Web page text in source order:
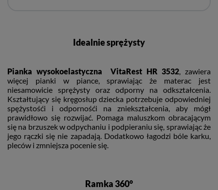
Idealnie sprężysty
Pianka wysokoelastyczna VitaRest HR 3532, zawiera
więcej pianki w piance, sprawiając że materac jest
niesamowicie sprężysty oraz odporny na odkształcenia.
Kształtujący się kręgosłup dziecka potrzebuje odpowiedniej
spężystośći i odpornośći na zniekształcenia, aby mógł
prawidłowo się rozwijać. Pomaga maluszkom obracającym
się na brzuszek w odpychaniu i podpieraniu się, sprawiając że
jego rączki się nie zapadają. Dodatkowo łagodzi bóle karku,
pleców i zmniejsza pocenie się.
Ramka 360°